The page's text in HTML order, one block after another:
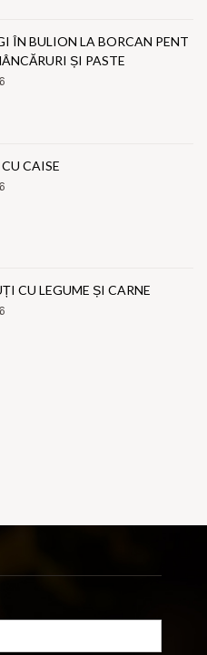
ÎN BULION LA BORCAN PENT
ȘI PASTE
CAISE
CU LEGUME ȘI CARNE